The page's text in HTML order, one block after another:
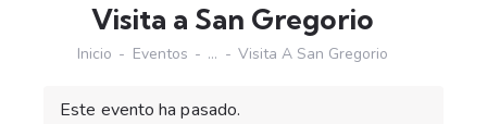
Visita a San Gregorio
Inicio Eventos ... Visita A San Gregorio
Este evento ha pasado.